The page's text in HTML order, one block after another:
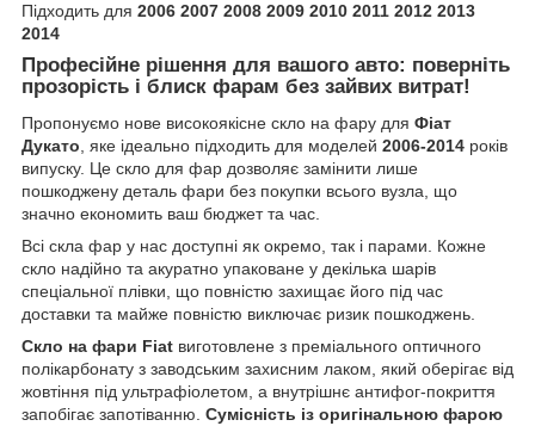
Підходить для 2006 2007 2008 2009 2010 2011 2012 2013
2014
Професійне рішення для вашого авто: поверніть
прозорість і блиск фарам без зайвих витрат!
Пропонуємо нове високоякісне скло на фару для Фіат
Дукато, яке ідеально підходить для моделей 2006-2014 років
випуску. Це скло для фар дозволяє замінити лише
пошкоджену деталь фари без покупки всього вузла, що
значно економить ваш бюджет та час.
Всі скла фар у нас доступні як окремо, так і парами. Кожне
скло надійно та акуратно упаковане у декілька шарів
спеціальної плівки, що повністю захищає його під час
доставки та майже повністю виключає ризик пошкоджень.
Скло на фари Fiat виготовлене з преміального оптичного
полікарбонату з заводським захисним лаком, який оберігає від
жовтіння під ультрафіолетом, а внутрішнє антифог-покриття
запобігає запотіванню. Сумісність із оригінальною фарою